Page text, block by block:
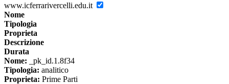
www.icferrarivercelli.edu.it
Nome
Tipologia
Proprieta
Descrizione
Durata
Nome: _pk_id.1.8f34
Tipologia: analitico
Proprieta: Prime Parti